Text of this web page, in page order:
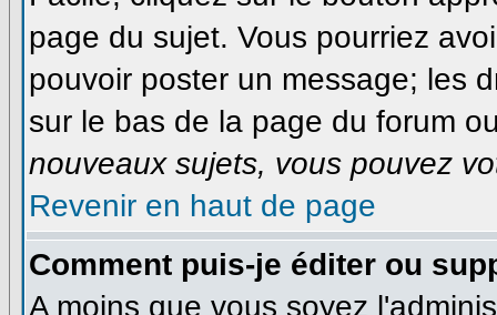
page du sujet. Vous pourriez
pouvoir poster un message; les
sur le bas de la page du forum
nouveaux sujets, vous pouvez
Revenir en haut de page
Comment puis-je éditer ou
A moins que vous soyez